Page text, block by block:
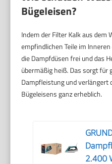
Bügeleisen?
Indem der Filter Kalk aus
empfindlichen Teile im
die Dampfdüsen frei und das
übermäßig heiß. Das sorgt für
Dampfleistung und verlängert
Bügeleisens ganz erheblich.
2.400